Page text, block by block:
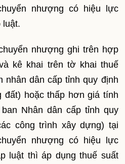
nhượng có hiệu lực
luật.
nhượng ghi trên hợp
kê khai trên tờ khai thuế
nhân dân cấp tỉnh quy định
đất) hoặc thấp hơn giá tính
Nhân dân cấp tỉnh quy
công trình xây dựng) tại
nhượng có hiệu lực
luật thì áp dụng thuế suất